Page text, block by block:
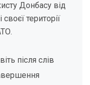
Донбасу від
території
після слів